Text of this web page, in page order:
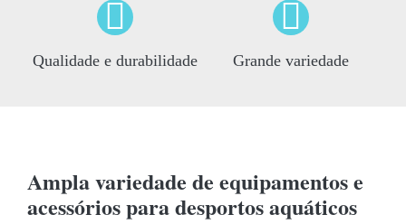
Qualidade e durabilidade Grande variedade
Ampla variedade de equipamentos e
acessórios para desportos aquáticos